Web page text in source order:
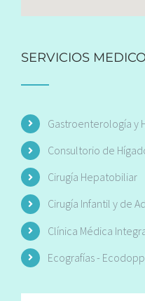
SERVICIOS
Gastroenterología y
Consultorio de
Cirugía Hepatobiliar
Cirugía Infantil y de
Clínica Médica
Ecografías -